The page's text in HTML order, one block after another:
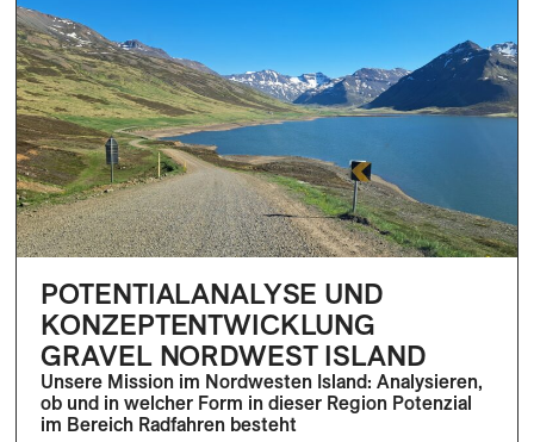
POTENTIALANALYSE UND
KONZEPTENTWICKLUNG
GRAVEL NORDWEST ISLAND
Unsere Mission im Nordwesten Island: Analysieren,
ob und in welcher Form in dieser Region Potenzial
im Bereich Radfahren besteht